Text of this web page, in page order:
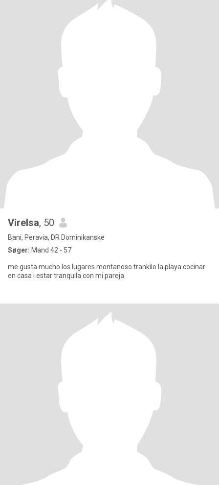
Virelsa, 50
Bani, Peravia, DR Dominikanske
Søger: Mand 42 - 57
me gusta mucho los lugares montanoso trankilo la playa cocinar
en casa i estar tranquila con mi pareja